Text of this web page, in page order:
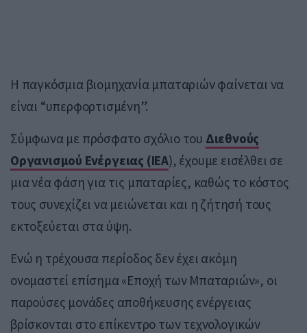
Η παγκόσμια βιομηχανία μπαταριών φαίνεται να
είναι “υπερφορτισμένη”.
Σύμφωνα με πρόσφατο σχόλιο του Διεθνούς
Οργανισμού Ενέργειας (ΙΕΑ), έχουμε εισέλθει σε
μια νέα φάση για τις μπαταρίες, καθώς το κόστος
τους συνεχίζει να μειώνεται και η ζήτησή τους
εκτοξεύεται στα ύψη.
Ενώ η τρέχουσα περίοδος δεν έχει ακόμη
ονομαστεί επίσημα «Εποχή των Μπαταριών», οι
παρούσες μονάδες αποθήκευσης ενέργειας
βρίσκονται στο επίκεντρο των τεχνολογικών